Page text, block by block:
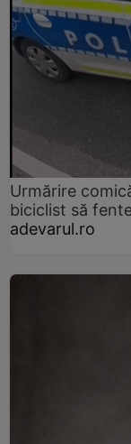
Urmărire
biciclist să
adevarul.ro